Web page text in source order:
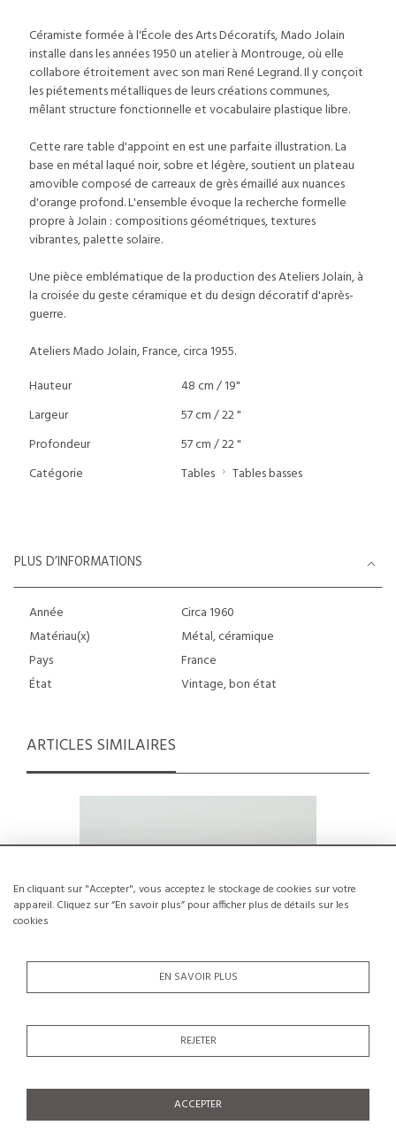
En cliquant sur "Accepter", vous acceptez le stockage de cookies sur votre
appareil. Cliquez sur “En savoir plus” pour afficher plus de détails sur les
cookies
EN SAVOIR PLUS
REJETER
ACCEPTER
Céramiste formée à l'École des Arts Décoratifs, Mado Jolain
installe dans les années 1950 un atelier à Montrouge, où elle
collabore étroitement avec son mari René Legrand. Il y conçoit
les piétements métalliques de leurs créations communes,
mêlant structure fonctionnelle et vocabulaire plastique libre.
Cette rare table d'appoint en est une parfaite illustration. La
base en métal laqué noir, sobre et légère, soutient un plateau
amovible composé de carreaux de grès émaillé aux nuances
d'orange profond. L'ensemble évoque la recherche formelle
propre à Jolain : compositions géométriques, textures
vibrantes, palette solaire.
Une pièce emblématique de la production des Ateliers Jolain, à
la croisée du geste céramique et du design décoratif d'après-
guerre.
Ateliers Mado Jolain, France, circa 1955.
Hauteur
48 cm / 19"
Largeur
57 cm / 22 "
Profondeur
57 cm / 22 "
Catégorie
Tables Tables basses
PLUS D’INFORMATIONS
Année
Circa 1960
Matériau(x)
Métal, céramique
Pays
France
État
Vintage, bon état
ARTICLES SIMILAIRES
Table basse les Arcs 1800, France, circa
€600